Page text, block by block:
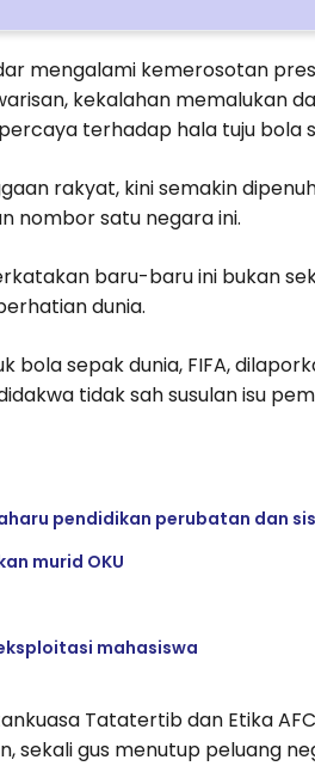
mengalami kemerosotan
kekalahan memalukan
terhadap hala tuju bola
rakyat, kini semakin
nombor satu negara ini.
baru-baru ini bukan
dunia.
bola sepak dunia, FIFA,
tidak sah susulan isu
pendidikan perubatan dan
murid OKU
mahasiswa
Tatatertib dan Etika
gus menutup peluang